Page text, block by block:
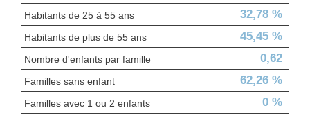
Habitants de 25 à 55 ans 32,78 %
Habitants de plus de 55 ans 45,45 %
Nombre d'enfants par famille 0,62
Familles sans enfant 62,26 %
Familles avec 1 ou 2 enfants 0 %